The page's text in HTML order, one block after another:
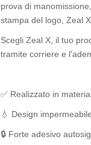
prova di
stampa del logo, Zeal
Scegli Zeal X, il tuo
tramite corriere e
✅ Realizzato in
💧 Design
🔒 Forte adesivo